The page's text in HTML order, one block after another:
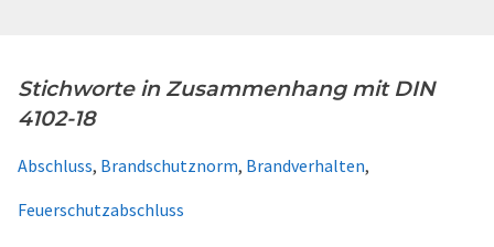
Stichworte in Zusammenhang mit DIN
4102-18
Abschluss, Brandschutznorm, Brandverhalten,
Feuerschutzabschluss